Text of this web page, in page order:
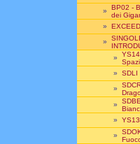
» BP02 -
dei
»
»
»
» SDLI
»
»
»
»